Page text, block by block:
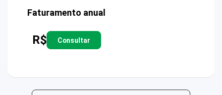
Faturamento anual
R$ Consultar